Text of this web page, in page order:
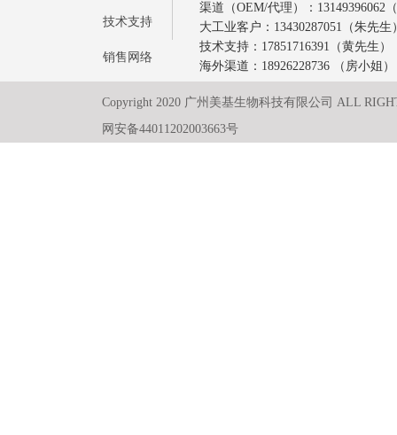
技术支持
销售网络
渠道（OEM/代理）：13149396062
大工业客户：13430287051（朱先生
技术支持：17851716391（黄先生）
海外渠道：18926228736 （房小姐）
Copyright 2020 广州美基生物科技有限公司 ALL
网安备44011202003663号